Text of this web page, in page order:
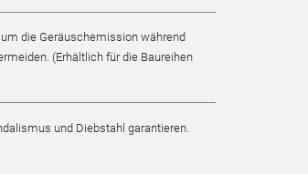
die Geräuschemission während
(Erhältlich für die Baureihen
und Diebstahl garantieren.